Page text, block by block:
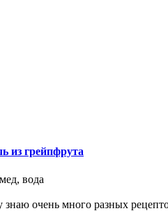
из грейпфрута
вода
очень много разных